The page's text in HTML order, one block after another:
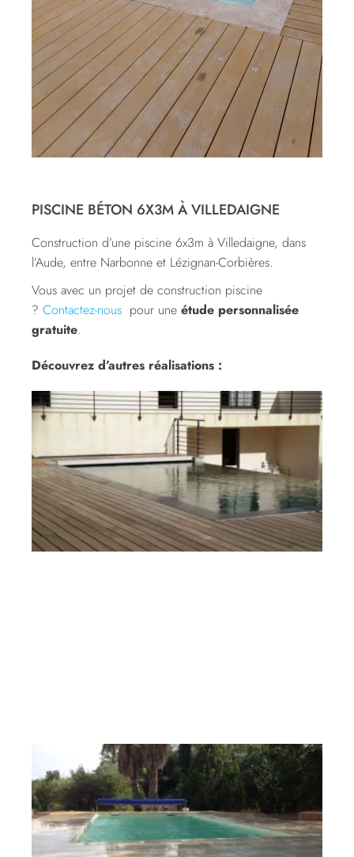
PISCINE BÉTON 6X3M À VILLEDAIGNE
Construction d’une piscine 6x3m à Villedaigne, dans
l’Aude, entre Narbonne et Lézignan-Corbières.
Vous avec un projet de construction piscine
? Contactez-nous pour une étude personnalisée
gratuite.
Découvrez d’autres réalisations :